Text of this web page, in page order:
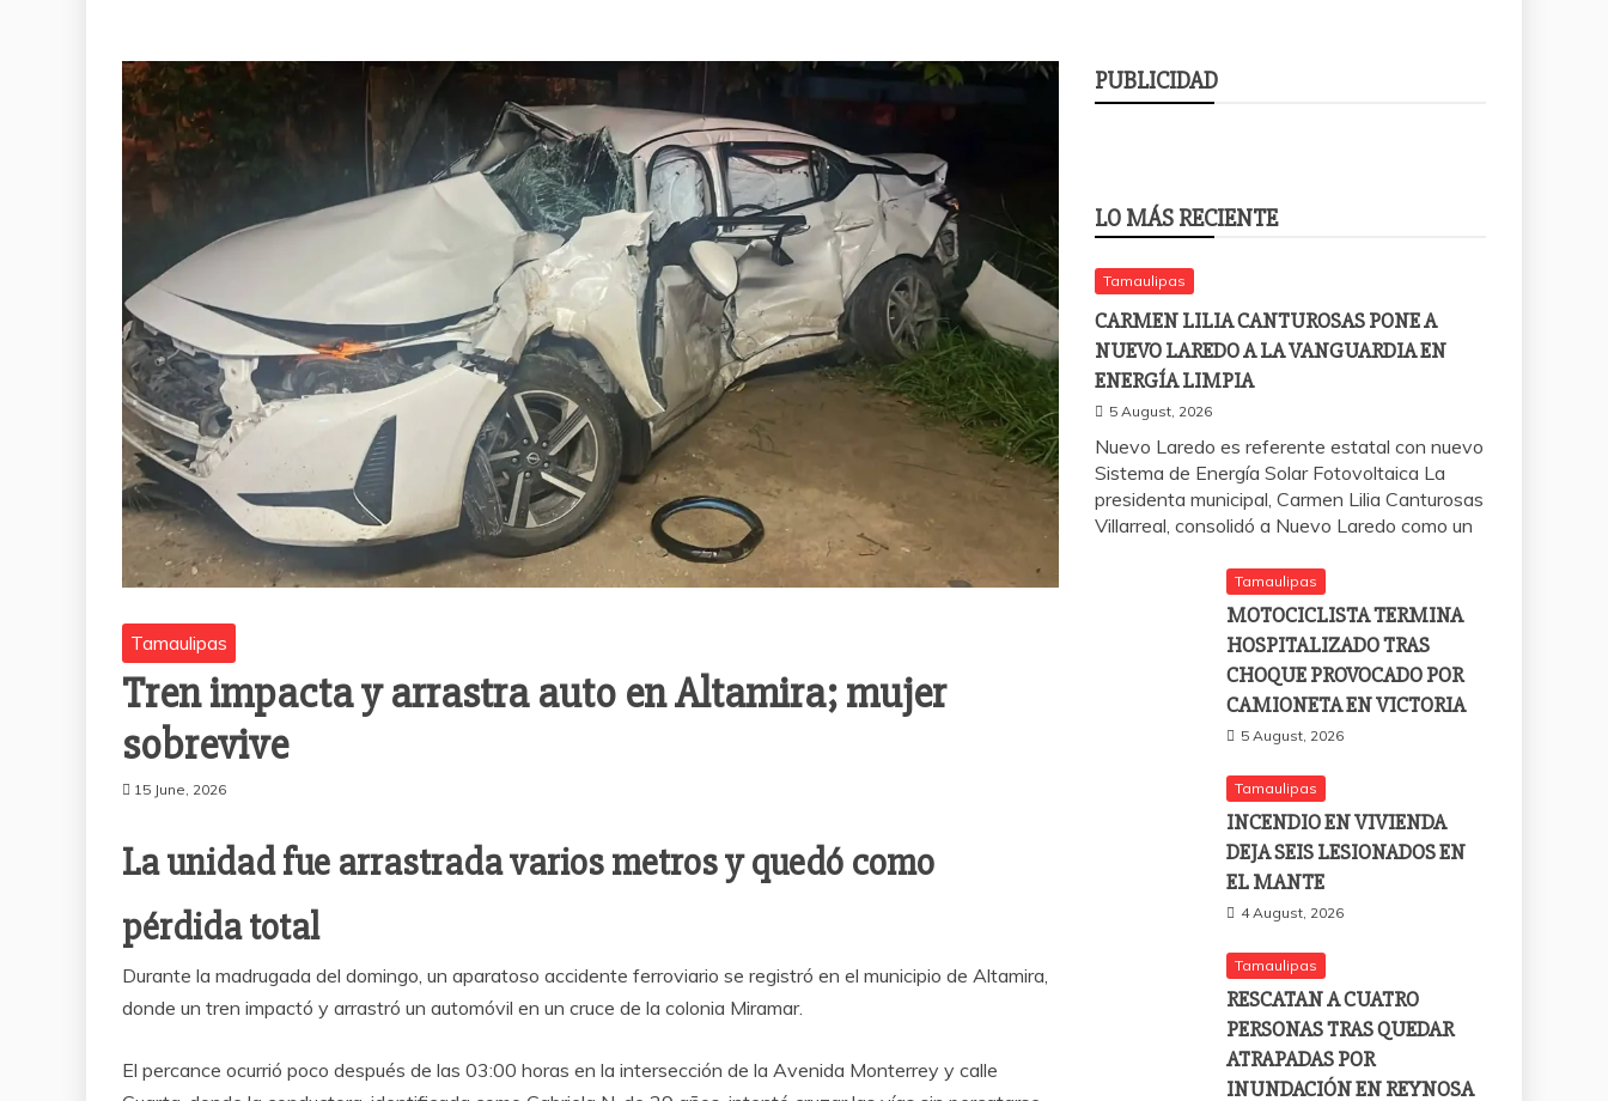
Tamaulipas
Tren impacta y arrastra auto en Altamira; mujer
sobrevive
15 June, 2026
La unidad fue arrastrada varios metros y quedó como
pérdida total
Durante la madrugada del domingo, un aparatoso accidente ferroviario se registró en el municipio de Altamira,
donde un tren impactó y arrastró un automóvil en un cruce de la colonia Miramar.
El percance ocurrió poco después de las 03:00 horas en la intersección de la Avenida Monterrey y calle
PUBLICIDAD
LO MÁS RECIENTE
Tamaulipas
CARMEN LILIA CANTUROSAS PONE A
NUEVO LAREDO A LA VANGUARDIA EN
ENERGÍA LIMPIA
5 August, 2026
Nuevo Laredo es referente estatal con nuevo
Sistema de Energía Solar Fotovoltaica La
presidenta municipal, Carmen Lilia Canturosas
Villarreal, consolidó a Nuevo Laredo como un
Tamaulipas
MOTOCICLISTA TERMINA
HOSPITALIZADO TRAS
CHOQUE PROVOCADO POR
CAMIONETA EN VICTORIA
5 August, 2026
Tamaulipas
INCENDIO EN VIVIENDA
DEJA SEIS LESIONADOS EN
EL MANTE
4 August, 2026
Tamaulipas
RESCATAN A CUATRO
PERSONAS TRAS QUEDAR
ATRAPADAS POR
INUNDACIÓN EN REYNOSA